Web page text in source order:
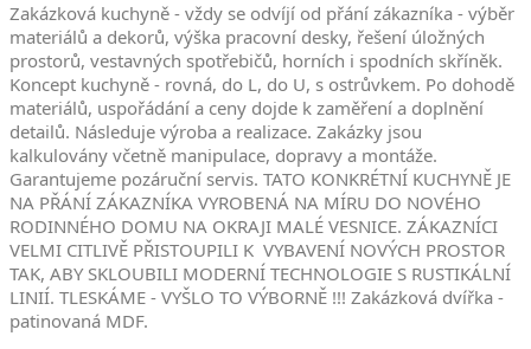
Zakázková kuchyně - vždy se odvíjí od přání zákazníka - výběr
materiálů a dekorů, výška pracovní desky, řešení úložných
prostorů, vestavných spotřebičů, horních i spodních skříněk.
Koncept kuchyně - rovná, do L, do U, s ostrůvkem. Po dohodě
materiálů, uspořádání a ceny dojde k zaměření a doplnění
detailů. Následuje výroba a realizace. Zakázky jsou
kalkulovány včetně manipulace, dopravy a montáže.
Garantujeme pozáruční servis. TATO KONKRÉTNÍ KUCHYNĚ JE
NA PŘÁNÍ ZÁKAZNÍKA VYROBENÁ NA MÍRU DO NOVÉHO
RODINNÉHO DOMU NA OKRAJI MALÉ VESNICE. ZÁKAZNÍCI
VELMI CITLIVĚ PŘISTOUPILI K VYBAVENÍ NOVÝCH PROSTOR
TAK, ABY SKLOUBILI MODERNÍ TECHNOLOGIE S RUSTIKÁLNÍ
LINIÍ. TLESKÁME - VYŠLO TO VÝBORNĚ !!! Zakázková dvířka -
patinovaná MDF.